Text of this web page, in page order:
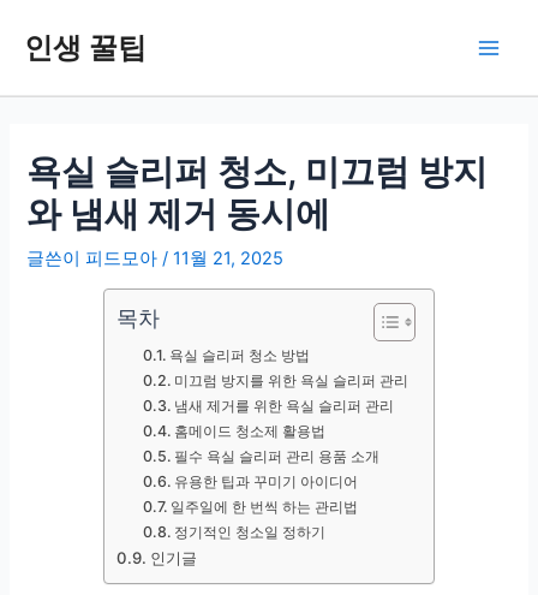
로
인생 꿀팁
욕실 슬리퍼 청소, 미끄럼 방지
와 냄새 제거 동시에
글쓴이 피드모아/11월 21, 2025
목차
욕실 슬리퍼 청소 방법
미끄럼 방지를 위한 욕실 슬리퍼 관리
냄새 제거를 위한 욕실 슬리퍼 관리
홈메이드 청소제 활용법
필수 욕실 슬리퍼 관리 용품 소개
유용한 팁과 꾸미기 아이디어
일주일에 한 번씩 하는 관리법
정기적인 청소일 정하기
인기글